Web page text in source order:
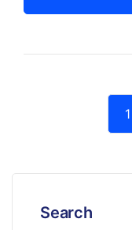
1
Search